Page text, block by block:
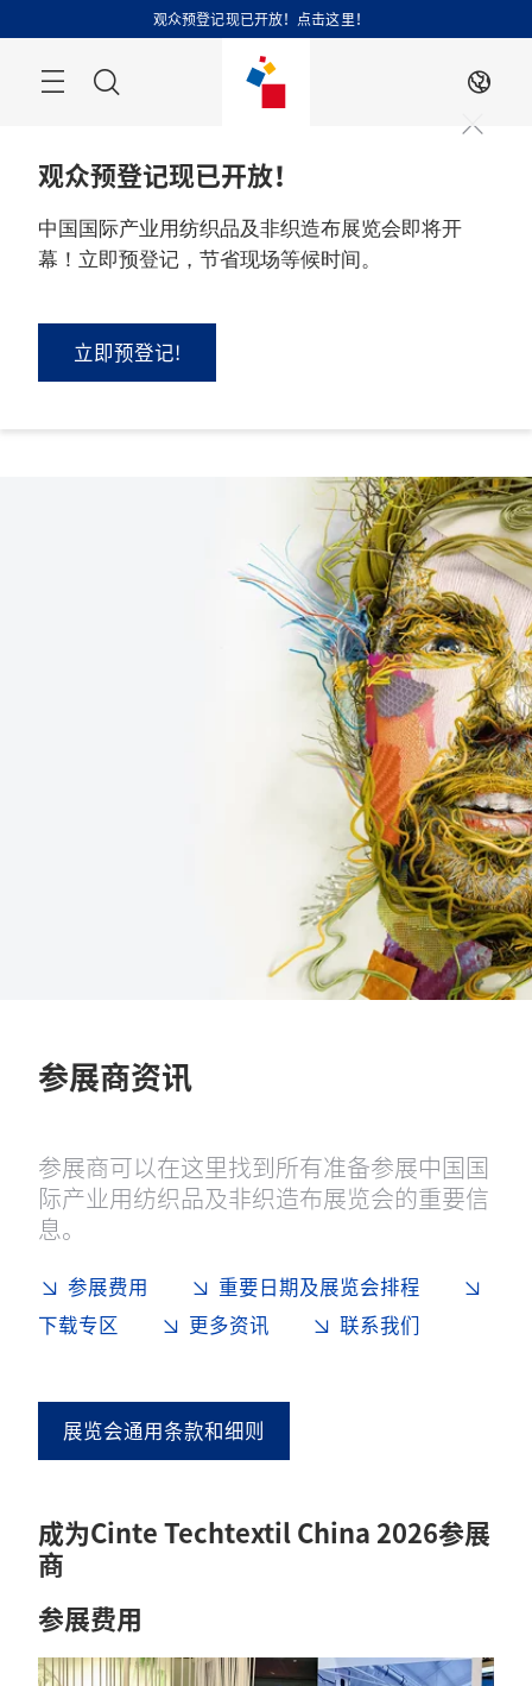
过
观众预登记现已开放！点击这里！
ZH
观众预登记现已开放！
中国国际产业用纺织品及非织造布展览会即将开
幕！立即预登记，节省现场等候时间。
立即预登记!
2026 年 9 月 1 - 3 日
参展商资讯
参展商可以在这里找到所有准备参展中国国
际产业用纺织品及非织造布展览会的重要信
息。
参展费用
重要日期及展览会排程
下载专区
更多资讯 联系我们
展览会通用条款和细则
成为Cinte Techtextil China 2026参展
商
参展费用